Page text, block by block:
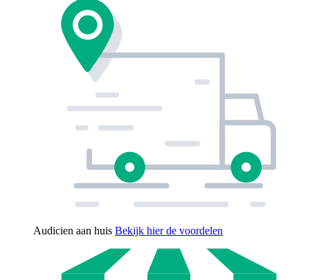
Audicien aan huis Bekijk hier de voordelen